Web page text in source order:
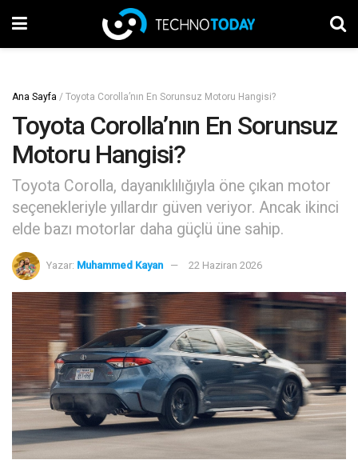
Ana Sayfa / Toyota Corolla’nın En Sorunsuz Motoru Hangisi?
Toyota Corolla’nın En Sorunsuz
Motoru Hangisi?
Toyota Corolla, dayanıklılığıyla öne çıkan motor
seçenekleriyle yıllardır güven veriyor. Ancak ikinci
elde bazı motorlar daha güçlü üne sahip.
Yazar: Muhammed Kayan 22 Haziran 2026